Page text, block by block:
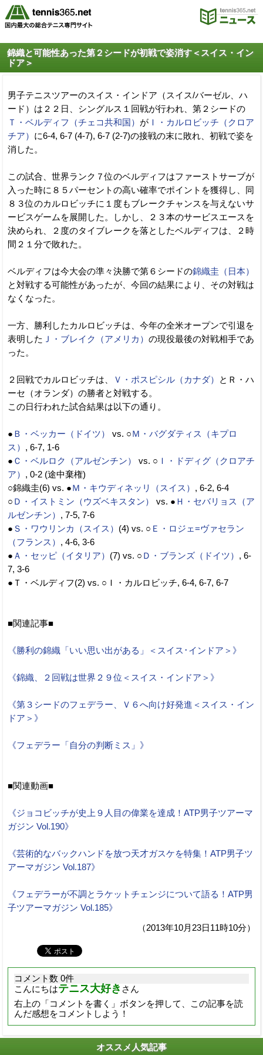
錦織と可能性あった第２シードが初戦で姿消す＜スイス・イン
ドア＞
男子テニスツアーのスイス・インドア（スイス/バーゼル、ハ
ード）は２２日、シングルス１回戦が行われ、第２シードの
Ｔ・ベルディフ（チェコ共和国） が Ｉ・カルロビッチ（クロア
チア） に6-4, 6-7 (4-7), 6-7 (2-7)の接戦の末に敗れ、初戦で姿を
消した。
この試合、世界ランク７位のベルディフはファーストサーブが
入った時に８５パーセントの高い確率でポイントを獲得し、同
８３位のカルロビッチに１度もブレークチャンスを与えないサ
ービスゲームを展開した。しかし、２３本のサービスエースを
決められ、２度のタイブレークを落としたベルディフは、２時
間２１分で敗れた。
ベルディフは今大会の準々決勝で第６シードの錦織圭（日本）
と対戦する可能性があったが、今回の結果により、その対戦は
なくなった。
一方、勝利したカルロビッチは、今年の全米オープンで引退を
表明した Ｊ・ブレイク（アメリカ） の現役最後の対戦相手であ
った。
２回戦でカルロビッチは、 Ｖ・ポスピシル（カナダ）
とＲ・ハ
ーセ（オランダ）の勝者と対戦する。
この日行われた試合結果は以下の通り。
● Ｂ・ベッカー（ドイツ） vs. ○Ｍ・バグダティス（キプロ
ス） , 6-7, 1-6
● Ｃ・ベルロク（アルゼンチン） vs. ○ Ｉ・ドディグ（クロアチ
ア） , 0-2 (途中棄権)
○錦織圭(6) vs. ●Ｍ・キウディネッリ（スイス） , 6-2, 6-4
○ Ｄ・イストミン（ウズベキスタン） vs. ● Ｈ・セバリョス（ア
ルゼンチン） , 7-5, 7-6
● Ｓ・ワウリンカ（スイス） (4) vs. ○ Ｅ・ロジェ=ヴァセラン
（フランス） , 4-6, 3-6
● Ａ・セッピ（イタリア） (7) vs. ○ Ｄ・ブランズ（ドイツ） , 6-
7, 3-6
●Ｔ・ベルディフ(2) vs. ○Ｉ・カルロビッチ, 6-4, 6-7, 6-7
■関連記事■
《勝利の錦織「いい思い出がある」＜スイス･インドア＞》
《錦織、２回戦は世界２９位＜スイス・インドア＞》
《第３シードのフェデラー、Ｖ６へ向け好発進＜スイス・イン
ドア＞》
《フェデラー「自分の判断ミス」》
■関連動画■
《ジョコビッチが史上９人目の偉業を達成！ATP男子ツアーマ
ガジン Vol.190》
《芸術的なバックハンドを放つ天才ガスケを特集！ATP男子ツ
アーマガジン Vol.187》
《フェデラーが不調とラケットチェンジについて語る！ATP男
子ツアーマガジン Vol.185》
（2013年10月23日11時10分）
コメント数 0件
こんにちはテニス大好き さん
右上の「コメントを書く」ボタンを押して、この記事を読
んだ感想をコメントしよう！
オススメ人気記事